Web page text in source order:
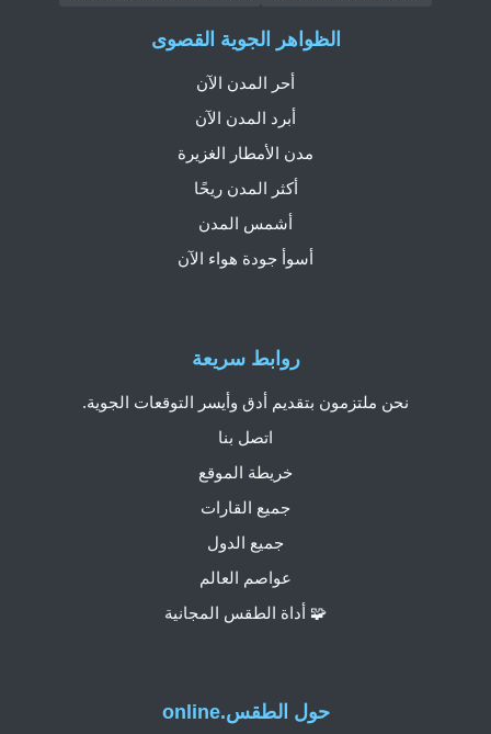
حول الطقس.online
روابط سريعة
نحن ملتزمون بتقديم أدق وأيسر التوقعات الجوية.
اتصل بنا
خريطة الموقع
جميع القارات
جميع الدول
عواصم العالم
🧩 أداة الطقس المجانية
الظواهر الجوية القصوى
أحر المدن الآن
أبرد المدن الآن
مدن الأمطار الغزيرة
أكثر المدن ريحًا
أشمس المدن
أسوأ جودة هواء الآن